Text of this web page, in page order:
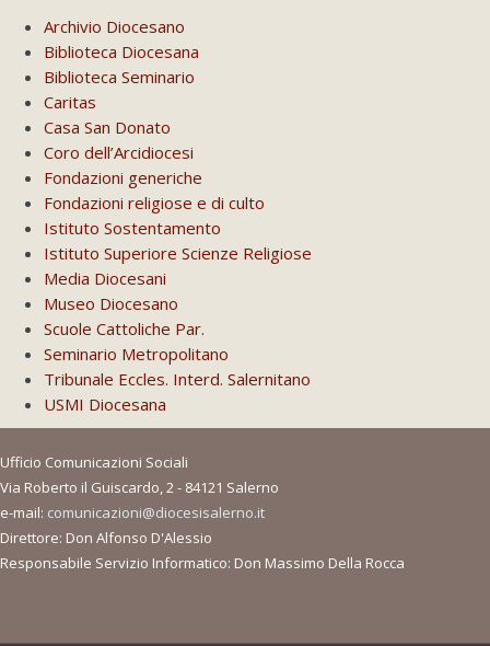
Archivio Diocesano
Biblioteca Diocesana
Biblioteca Seminario
Caritas
Casa San Donato
Coro dell’Arcidiocesi
Fondazioni generiche
Fondazioni religiose e di culto
Istituto Sostentamento
Istituto Superiore Scienze Religiose
Media Diocesani
Museo Diocesano
Scuole Cattoliche Par.
Seminario Metropolitano
Tribunale Eccles. Interd. Salernitano
USMI Diocesana
Ufficio Comunicazioni Sociali
Via Roberto il Guiscardo, 2 - 84121 Salerno
e-mail: comunicazioni@diocesisalerno.it
Direttore: Don Alfonso D'Alessio
Responsabile Servizio Informatico: Don Massimo Della Rocca